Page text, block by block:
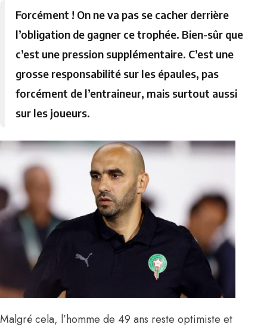
Forcément ! On ne va pas se cacher derrière
l’obligation de gagner ce trophée. Bien-sûr que
c’est une pression supplémentaire. C’est une
grosse responsabilité sur les épaules, pas
forcément de l’entraineur, mais surtout aussi
sur les joueurs.
Malgré cela, l’homme de 49 ans reste optimiste et